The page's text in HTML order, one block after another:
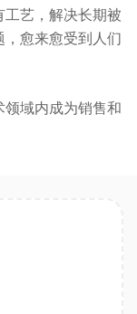
艺，解决长期被
，愈来愈受到人们
领域内成为销售和